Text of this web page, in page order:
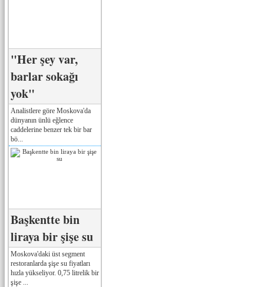
"Her şey var,
barlar sokağı
yok"
Analistlere göre Moskova'da
dünyanın ünlü eğlence
caddelerine benzer tek bir bar
bö...
Başkentte bin
liraya bir şişe su
Moskova'daki üst segment
restoranlarda şişe su fiyatları
hızla yükseliyor. 0,75 litrelik bir
şişe ...